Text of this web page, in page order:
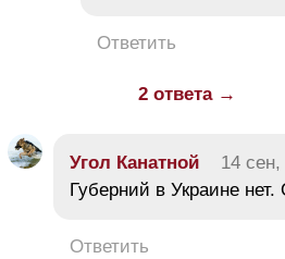
Ответить
2 ответа →
Угол Канатной 14
Губерний в Украине
Ответить